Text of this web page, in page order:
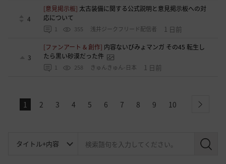
4
[意見掲示板] 太古装備に関する公式説明と意見掲示板への対
応について
1 355 浅井ジークフリード配信者 1 日前
3
[ファンアート & 創作] 内容ないびみょマンガ その45 転生し
たら黒い砂漠だった件
1 258 きゅんきゅん-日本 1 日前
1 2 3 4 5 6 7 8 9 10 next
検